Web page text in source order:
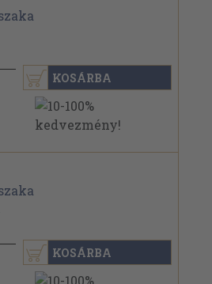
KOSÁRBA
KOSÁRBA